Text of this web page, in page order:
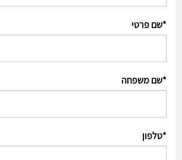
*שם פרטי
*שם משפחה
*טלפון